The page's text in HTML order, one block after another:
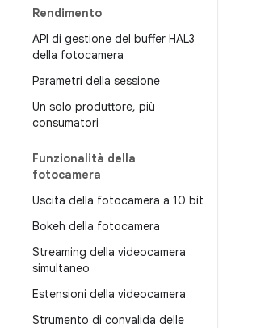
Rendimento
API di gestione del buffer HAL3
della fotocamera
Parametri della sessione
Un solo produttore, più
consumatori
Funzionalità della
fotocamera
Uscita della fotocamera a 10 bit
Bokeh della fotocamera
Streaming della videocamera
simultaneo
Estensioni della videocamera
Strumento di convalida delle